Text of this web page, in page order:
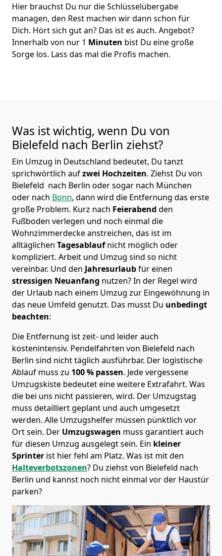
Hier brauchst Du nur die Schlüsselübergabe
managen, den Rest machen wir dann schon für
Dich. Hört sich gut an? Das ist es auch. Angebot?
Innerhalb von nur 1 Minuten bist Du eine große
Sorge los. Lass das mal die Profis machen.
Was ist wichtig, wenn Du von
Bielefeld nach Berlin ziehst?
Ein Umzug in Deutschland bedeutet, Du tanzt
sprichwörtlich aufzwei Hochzeiten. Ziehst Du von
Bielefeld nach Berlin oder sogar nach München
oder nach Bonn, dann wird die Entfernung das erste
große Problem. Kurz nach Feierabend den
Fußboden verlegen und noch einmal die
Wohnzimmerdecke anstreichen, das ist im
alltäglichen Tagesablaufnicht möglich oder
kompliziert. Arbeit und Umzug sind so nicht
vereinbar. Und den Jahresurlaubfür einen
stressigen Neuanfang nutzen? In der Regel wird
der Urlaub nach einem Umzug zur Eingewöhnung in
das neue Umfeld genutzt. Das musst Du unbedingt
beachten:
Die Entfernung ist zeit- und leider auch
kostenintensiv. Pendelfahrten von Bielefeld nach
Berlin sind nicht täglich ausführbar. Der logistische
Ablauf muss zu 100 % passen. Jede vergessene
Umzugskiste bedeutet eine weitere Extrafahrt. Was
die bei uns nicht passieren, wird. Der Umzugstag
muss detailliert geplant und auch umgesetzt
werden. Alle Umzugshelfer müssen pünktlich vor
Ort sein. Der Umzugswagen muss garantiert auch
für diesen Umzug ausgelegt sein. Ein kleiner
Sprinter ist hier fehl am Platz. Was ist mit den
Halteverbotszonen? Du ziehst von Bielefeld nach
Berlin und kannst noch nicht einmal vor der Haustür
parken?